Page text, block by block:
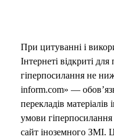
При цитуванні і
Інтернеті відкриті
гіперпосилання не
inform.com» —
перекладів
умови
сайт іноземного ЗМІ.